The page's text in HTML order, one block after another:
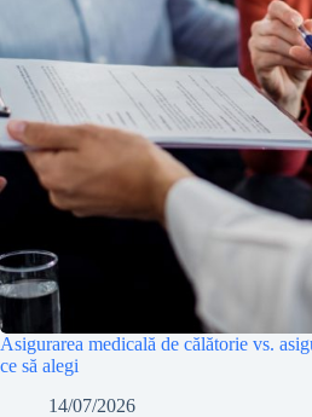
Asigurarea medicală de călătorie vs.
ce să alegi
14/07/2026